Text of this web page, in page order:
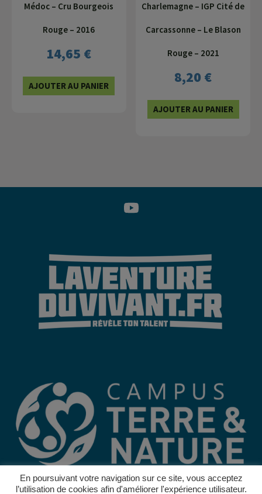
Médoc – Cru Bourgeois
Rouge – 2016
14,65 €
AJOUTER AU PANIER
Charlemagne – IGP Cité de
Carcassonne – Le Blason
Rouge – 2021
8,20 €
AJOUTER AU PANIER
En poursuivant votre navigation sur ce site, vous acceptez
l’utilisation de cookies afin d'améliorer l'expérience utilisateur.